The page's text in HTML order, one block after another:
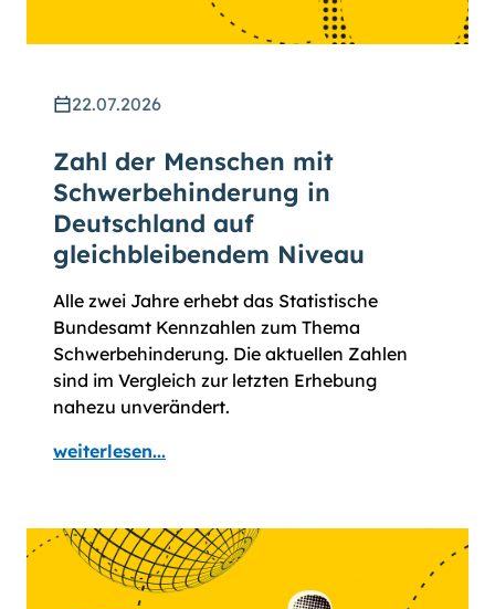
22.07.2026
Zahl der Menschen mit
Schwerbehinderung in
Deutschland auf
gleichbleibendem Niveau
Alle zwei Jahre erhebt das Statistische
Bundesamt Kennzahlen zum Thema
Schwerbehinderung. Die aktuellen Zahlen
sind im Vergleich zur letzten Erhebung
nahezu unverändert.
weiterlesen...